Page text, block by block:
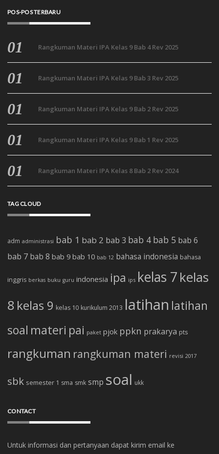
POS-POS TERBARU
Rangkuman Materi IPA Kelas 9 Bab 4 Rev 2025
Rangkuman Materi IPA Kelas 9 Bab 3 Rev 2025
Rangkuman Materi IPA Kelas 9 Bab 2 Rev 2025
Rangkuman Materi IPA Kelas 9 Bab 1 Rev 2025
Rangkuman Materi IPA Kelas 8 Bab 2 Rev 2024
TAG CLOUD
adm administrasi bab 1 bab 2 bab 3 bab 4 bab 5 bab 6
bab 7 bab 8 bab 9 bab 10 bab 12 bahasa indonesia bahasa
inggris berkas buku guru indonesia ipa ips kelas 7kelas
8 kelas 9 kelas 10 kurikulum 2013 latihan latihan
soal materi pai paket pjok ppkn prakarya pts
rangkuman rangkuman materi revisi 2017
sbk semester 1 sma smk smp soal ukk
CONTACT
Untuk informasi dan pertanyaan dapat kirim email ke